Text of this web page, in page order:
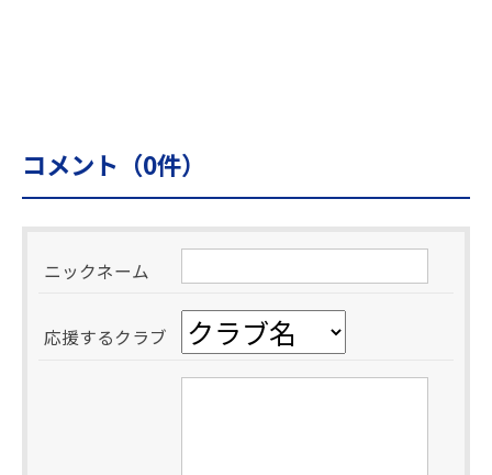
コメント（0件）
ニックネーム
応援するクラブ